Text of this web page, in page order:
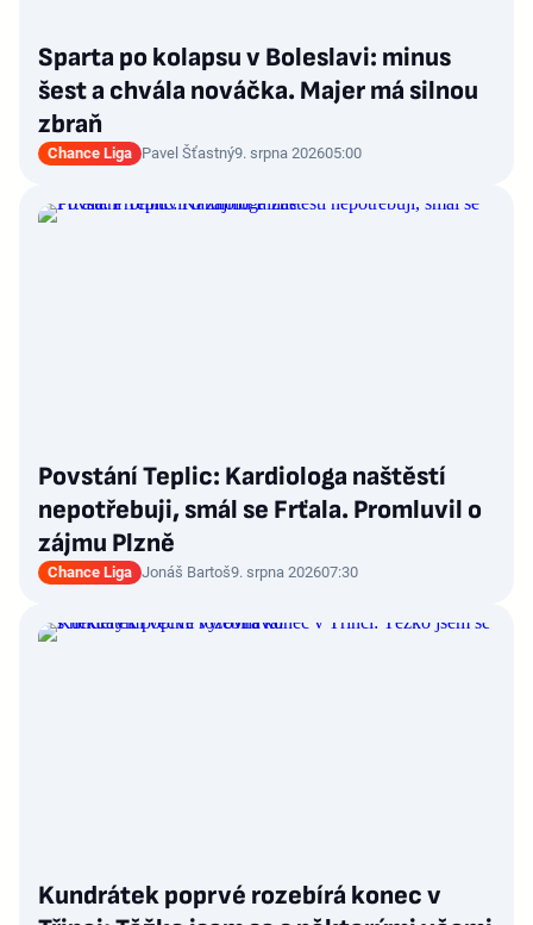
Sparta po kolapsu v Boleslavi: minus
šest a chvála nováčka. Majer má silnou
zbraň
Chance Liga Pavel Šťastný9. srpna 202605:00
Povstání Teplic: Kardiologa naštěstí
nepotřebuji, smál se Frťala. Promluvil o
zájmu Plzně
Chance Liga Jonáš Bartoš9. srpna 202607:30
Kundrátek poprvé rozebírá konec v